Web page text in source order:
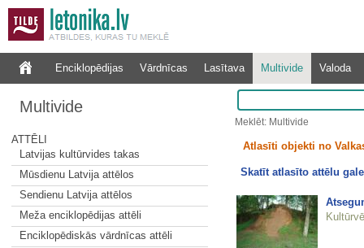
Enciklopēdijas Vārdnīcas Lasītava Multivide Valoda
Multivide
ATTĒLI
Latvijas kultūrvides takas
Mūsdienu Latvija attēlos
Sendienu Latvija attēlos
Meža enciklopēdijas attēli
Enciklopēdiskās vārdnīcas attēli
Meklēt: Multivide
Atlasīti objekti no
Skatīt atlasīto attēlu